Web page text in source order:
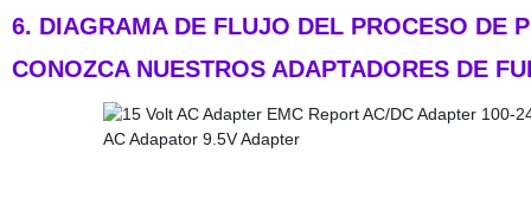
6. DIAGRAMA DE FLUJO DEL PROCESO DE
CONOZCA NUESTROS ADAPTADORES DE